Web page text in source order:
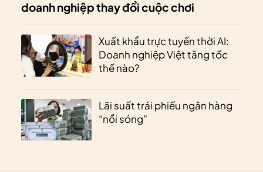
doanh nghiệp thay đổi cuộc chơi
Xuất khẩu trực tuyến thời AI:
Doanh nghiệp Việt tăng tốc
thế nào?
Lãi suất trái phiếu ngân hàng
“nổi sóng”